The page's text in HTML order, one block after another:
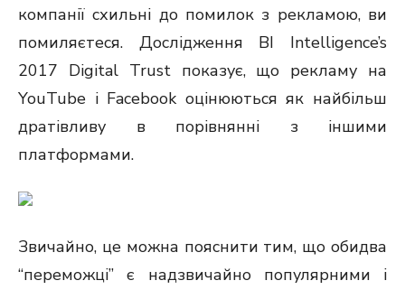
компанії схильні до помилок з рекламою, ви
помиляєтеся. Дослідження BI Intelligence’s
2017 Digital Trust показує, що рекламу на
YouTube і Facebook оцінюються як найбільш
дратівливу в порівнянні з іншими
платформами.
Звичайно, це можна пояснити тим, що обидва
“переможці” є надзвичайно популярними і